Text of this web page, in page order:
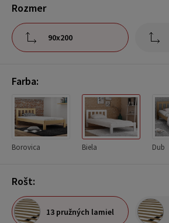
Rozmer
90x200
Farba:
Borovica Biela Dub
Rošt:
13 pružných lamiel